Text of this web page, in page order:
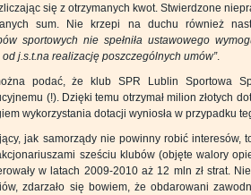
się z otrzymanych kwot. Stwierdzone
sum. Nie krzepi na duchu również
sportowych nie spełniła ustawowego
j.s.t.na realizację poszczególnych umów”.
podać, że klub SPR Lublin Sportowa
(!). Dzięki temu otrzymał milion złotych
wykorzystania dotacji wyniosła w przypadku
jak samorządy nie powinny robić interesów,
sześciu klubów (objęte walory
w latach 2009-2010 aż 12 mln zł strat.
zdarzało się bowiem, że obdarowani